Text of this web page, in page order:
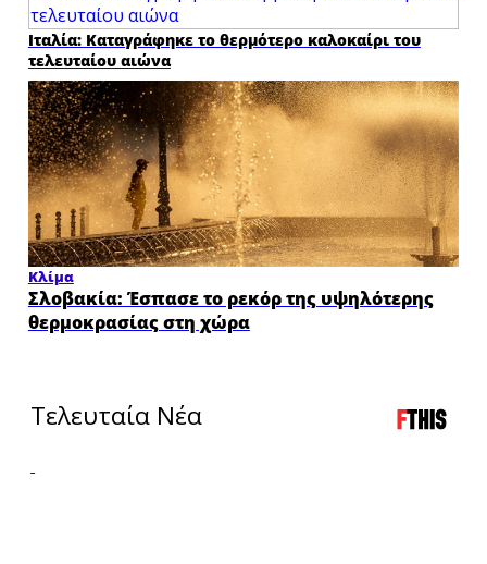
Ιταλία: Καταγράφηκε το θερμότερο καλοκαίρι του
τελευταίου αιώνα
Κλίμα
Σλοβακία: Έσπασε το ρεκόρ της υψηλότερης
θερμοκρασίας στη χώρα
Τελευταία Νέα